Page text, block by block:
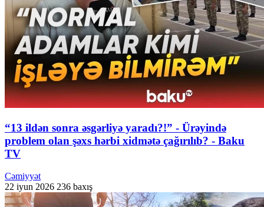
“13 ildən sonra əsgərliyə yaradı?!” - Ürəyində
problem olan şəxs hərbi xidmətə çağırılıb? - Baku
TV
Cəmiyyət
22 iyun 2026 236 baxış